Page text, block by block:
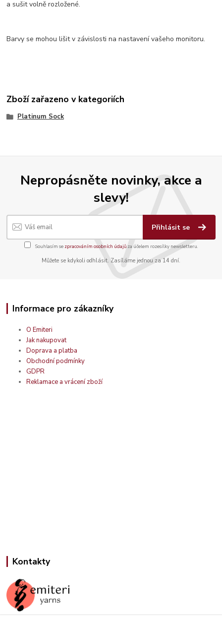
a sušit volně rozložené.
Barvy se mohou lišit v závislosti na nastavení vašeho monitoru.
Zboží zařazeno v kategoriích
Platinum Sock
Nepropásněte novinky, akce a
slevy!
Přihlásit se
Souhlasím se zpracováním osobních údajůza účelem rozesílky newsletteru.
Můžete se kdykoli odhlásit. Zasíláme jednou za 14 dní.
Informace pro zákazníky
O Emiteri
Jak nakupovat
Doprava a platba
Obchodní podmínky
GDPR
Reklamace a vrácení zboží
Kontakty